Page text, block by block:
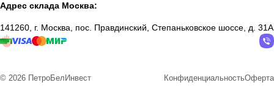
Адрес склада Москва:
141260, г. Москва, пос. Правдинский, Степаньковское шоссе, д. 31А
© 2026 ПетроБелИнвест КонфиденциальностьОферта